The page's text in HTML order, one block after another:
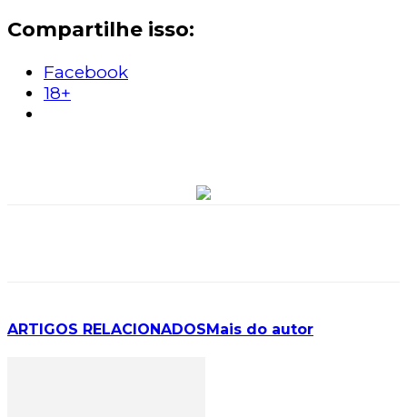
Compartilhe isso:
Facebook
18+
ARTIGOS RELACIONADOSMais do autor